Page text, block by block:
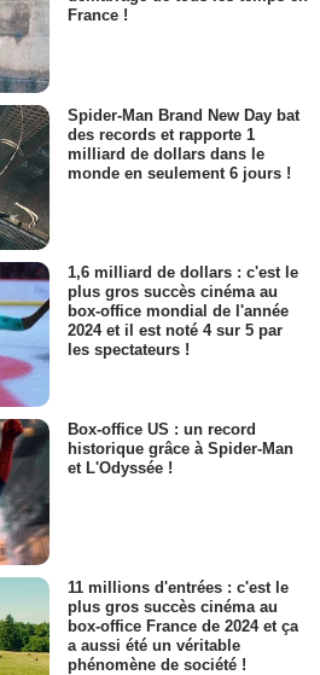
France !
Spider-Man Brand New Day bat
des records et rapporte 1
milliard de dollars dans le
monde en seulement 6 jours !
1,6 milliard de dollars : c'est le
plus gros succès cinéma au
box-office mondial de l'année
2024 et il est noté 4 sur 5 par
les spectateurs !
Box-office US : un record
historique grâce à Spider-Man
et L'Odyssée !
11 millions d'entrées : c'est le
plus gros succès cinéma au
box-office France de 2024 et ça
a aussi été un véritable
phénomène de société !